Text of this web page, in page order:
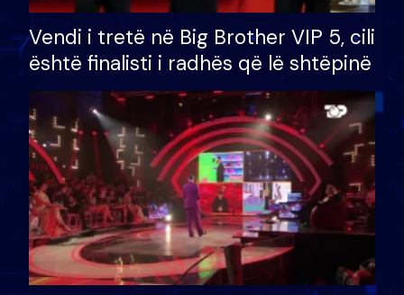
Vendi i tretë në Big Brother VIP 5, cili
është finalisti i radhës që lë shtëpinë